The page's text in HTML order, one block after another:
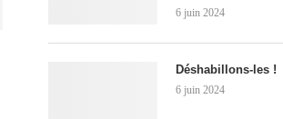
6 juin 2024
Déshabillons-les !
6 juin 2024